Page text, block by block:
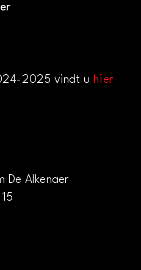
2025 vindt uhier
De Alkenaer